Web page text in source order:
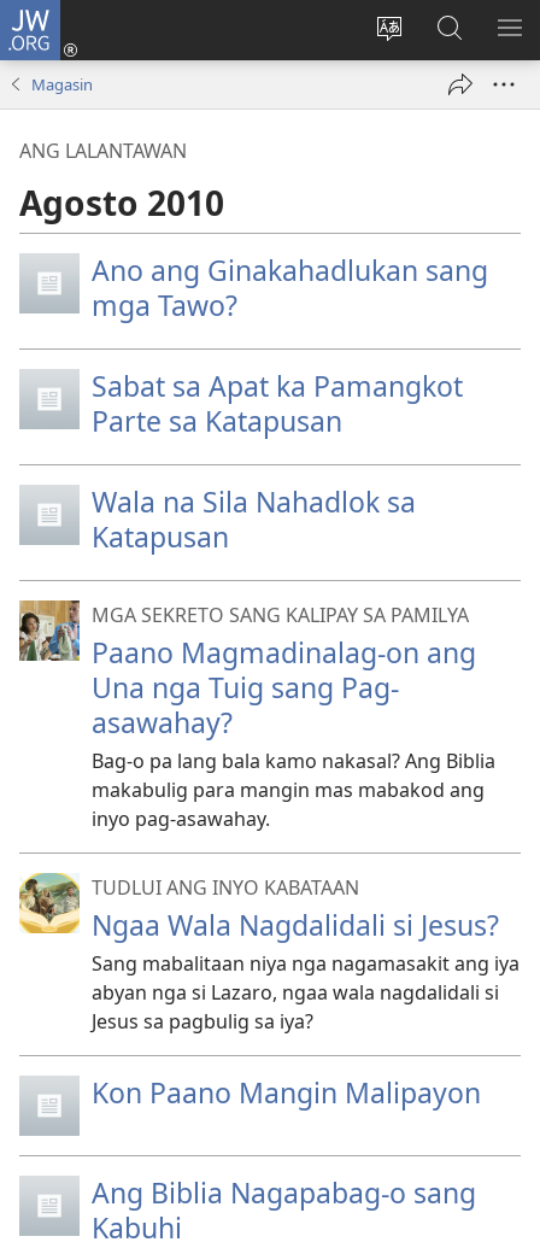
JW.ORG
Islan
lenguahe
Mag-
log
Mangita
sa
JW.ORG
Magasin
ANG LALANTAWAN
Agosto 2010
Ano ang Ginakahadlukan sang
mga Tawo?
Sabat sa Apat ka Pamangkot
Parte sa Katapusan
Wala na Sila Nahadlok sa
Katapusan
MGA SEKRETO SANG KALIPAY SA PAMILYA
Paano Magmadinalag-on ang
Una nga Tuig sang Pag-
asawahay?
Bag-o pa lang bala kamo nakasal? Ang Biblia
makabulig para mangin mas mabakod ang
inyo pag-asawahay.
TUDLUI ANG INYO KABATAAN
Ngaa Wala Nagdalidali si Jesus?
Sang mabalitaan niya nga nagamasakit ang iya
abyan nga si Lazaro, ngaa wala nagdalidali si
Jesus sa pagbulig sa iya?
Kon Paano Mangin Malipayon
Ang Biblia Nagapabag-o sang
Kabuhi